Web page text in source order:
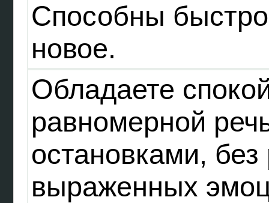
Способны
новое.
Обладаете
равномерной
остановками, без
выраженных